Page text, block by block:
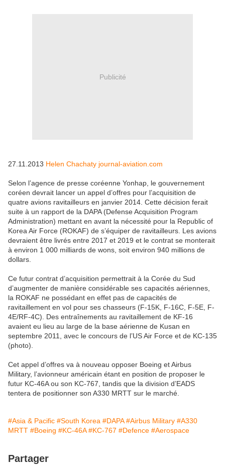
Publicité
27.11.2013 Helen Chachaty journal-aviation.com
Selon l’agence de presse coréenne Yonhap, le gouvernement
coréen devrait lancer un appel d’offres pour l’acquisition de
quatre avions ravitailleurs en janvier 2014. Cette décision ferait
suite à un rapport de la DAPA (Defense Acquisition Program
Administration) mettant en avant la nécessité pour la Republic of
Korea Air Force (ROKAF) de s’équiper de ravitailleurs. Les avions
devraient être livrés entre 2017 et 2019 et le contrat se monterait
à environ 1 000 milliards de wons, soit environ 940 millions de
dollars.
Ce futur contrat d’acquisition permettrait à la Corée du Sud
d’augmenter de manière considérable ses capacités aériennes,
la ROKAF ne possédant en effet pas de capacités de
ravitaillement en vol pour ses chasseurs (F-15K, F-16C, F-5E, F-
4E/RF-4C). Des entraînements au ravitaillement de KF-16
avaient eu lieu au large de la base aérienne de Kusan en
septembre 2011, avec le concours de l’US Air Force et de KC-135
(photo).
Cet appel d’offres va à nouveau opposer Boeing et Airbus
Military, l’avionneur américain étant en position de proposer le
futur KC-46A ou son KC-767, tandis que la division d’EADS
tentera de positionner son A330 MRTT sur le marché.
#Asia & Pacific #South Korea #DAPA #Airbus Military #A330
MRTT #Boeing #KC-46A #KC-767 #Defence #Aerospace
Partager